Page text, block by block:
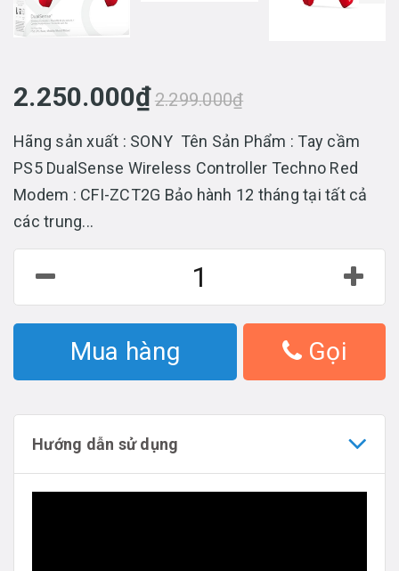
2.250.000₫2.299.000₫
Hãng sản xuất : SONY Tên Sản Phẩm : Tay cầm
PS5 DualSense Wireless Controller Techno Red
Modem : CFI-ZCT2G Bảo hành 12 tháng tại tất cả
các trung...
Mua hàng Gọi
Hướng dẫn sử dụng